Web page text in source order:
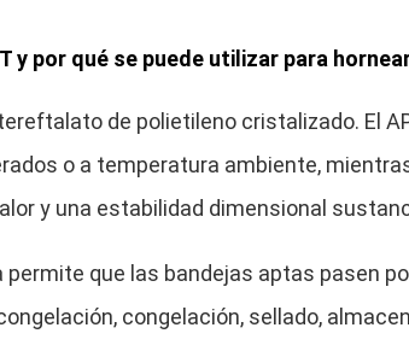
y por qué se puede utilizar para
de polietileno cristalizado. El
o a temperatura ambiente,
y una estabilidad dimensional
que las bandejas aptas pasen
congelación, sellado,